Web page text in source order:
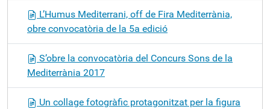
L’Humus Mediterrani, off de Fira Mediterrània,
obre convocatòria de la 5a edició
S’obre la convocatòria del Concurs Sons de la
Mediterrània 2017
Un collage fotogràfic protagonitzat per la figura